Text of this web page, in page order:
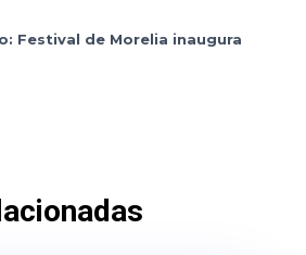
Festival de Morelia inaugura